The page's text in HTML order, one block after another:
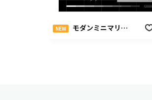
NEW モダンミニマリストファッションパック